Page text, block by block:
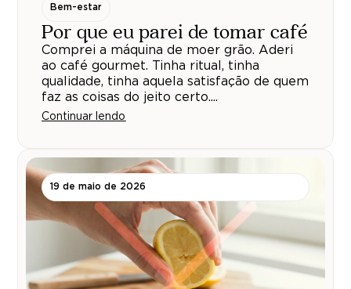
Bem-estar
Por que eu parei de tomar café
Comprei a máquina de moer grão. Aderi
ao café gourmet. Tinha ritual, tinha
qualidade, tinha aquela satisfação de quem
faz as coisas do jeito certo....
Continuar lendo
19 de maio de 2026